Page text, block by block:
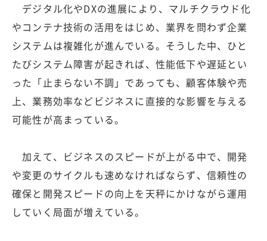
デジタル化やDXの進展により、マルチクラウド化
やコンテナ技術の活用をはじめ、業界を問わず企業
システムは複雑化が進んでいる。そうした中、ひと
たびシステム障害が起きれば、性能低下や遅延とい
った「止まらない不調」であっても、顧客体験や売
上、業務効率などビジネスに直接的な影響を与える
可能性が高まっている。
加えて、ビジネスのスピードが上がる中で、開発
や変更のサイクルも速めなければならず、信頼性の
確保と開発スピードの向上を天秤にかけながら運用
していく局面が増えている。